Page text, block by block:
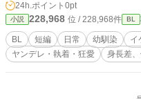
24h.ポイント 0pt
小説 228,968 位 / 228,968件 BL
BL 短編 日常 幼馴染 イ
ヤンデレ・執着・狂愛
身長差